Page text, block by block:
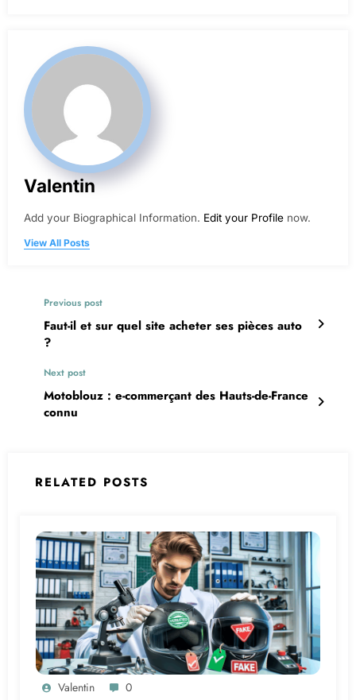
Valentin
Add your Biographical Information. Edit your Profile now.
View All Posts
Previous post
Faut-il et sur quel site acheter ses pièces auto
?
Next post
Motoblouz : e-commerçant des Hauts-de-France
connu
RELATED POSTS
Valentin 0